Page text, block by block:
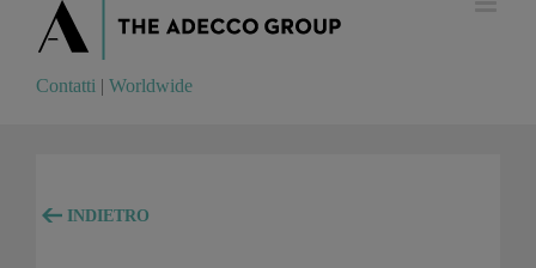
Contatti Worldwide
Contatti | Worldwide
INDIETRO